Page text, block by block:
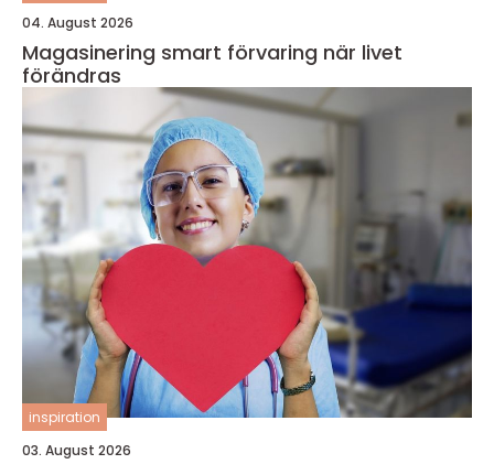
04. August 2026
Magasinering smart förvaring när livet
förändras
inspiration
03. August 2026